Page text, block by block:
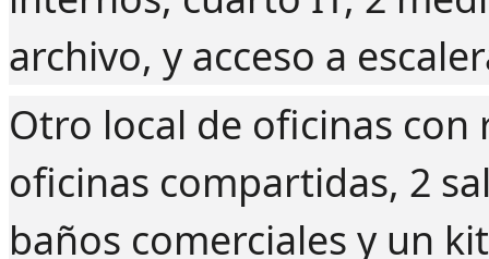
archivo, y acceso a
Otro local de oficinas con
oficinas compartidas, 2
baños comerciales y un